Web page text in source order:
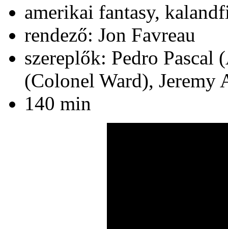
amerikai fantasy,
rendező: Jon Favreau
szereplők: Pedro
(Colonel Ward),
140 min